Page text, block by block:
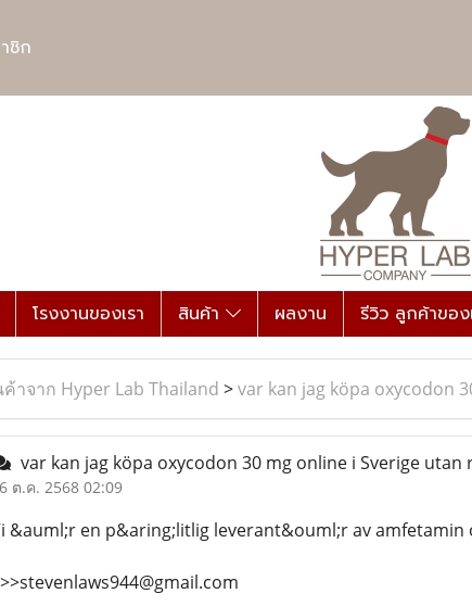
ชิก
โรงงานของเรา สินค้า ผลงาน รีวิว ลูกค้าของ
าจาก Hyper Lab Thailand >var kan jag köpa oxycodon
var kan jag köpa oxycodon 30 mg online i Sverige utan
ต.ค. 2568 02:09
&auml;r en p&aring;litlig leverant&ouml;r av